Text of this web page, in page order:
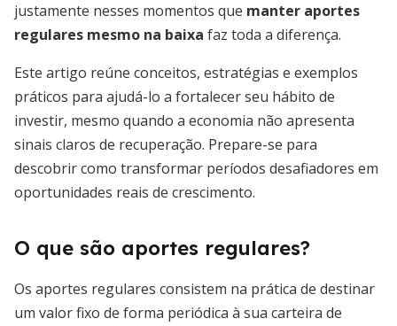
justamente nesses momentos que manter aportes
regulares mesmo na baixa faz toda a diferença.
Este artigo reúne conceitos, estratégias e exemplos
práticos para ajudá-lo a fortalecer seu hábito de
investir, mesmo quando a economia não apresenta
sinais claros de recuperação. Prepare-se para
descobrir como transformar períodos desafiadores em
oportunidades reais de crescimento.
O que são aportes regulares?
Os aportes regulares consistem na prática de destinar
um valor fixo de forma periódica à sua carteira de